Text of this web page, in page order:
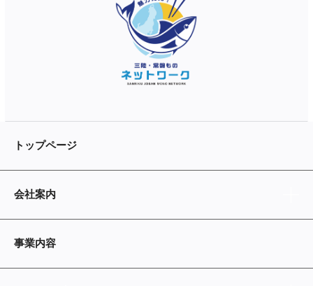
トップページ
会社案内
事業内容